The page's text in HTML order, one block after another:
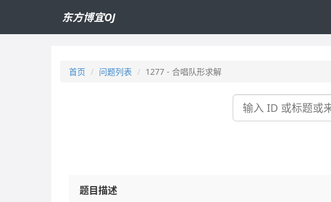
东方博宜OJ
首页 问题列表 1277 - 合唱队形求解
搜
题目描述